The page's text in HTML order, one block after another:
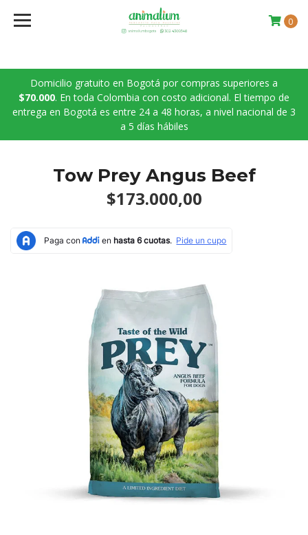
Domicilio gratuito en Bogotá por compras superiores a
$70.000. En toda Colombia con costo adicional. El tiempo de
entrega en Bogotá es entre 24 a 48 horas, a nivel nacional de 3
a 5 días hábiles
0
Tow Prey Angus Beef
$173.000,00